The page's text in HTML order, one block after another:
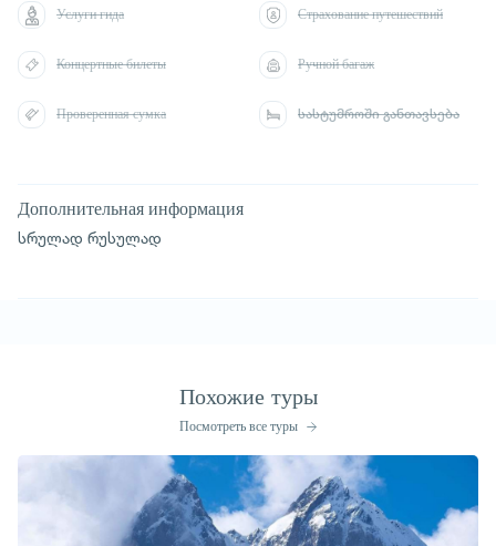
Дополнительная информация
სრულად რუსულად
Услуги гида Страхование путешествий
Концертные билеты Ручной багаж
Проверенная сумка სასტუმროში განთავსება
Похожие туры
Посмотреть все туры